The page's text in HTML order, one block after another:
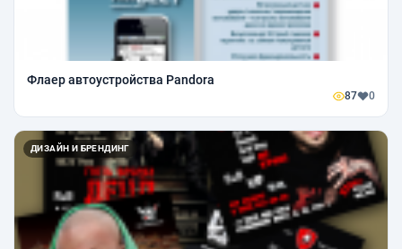
Флаер автоустройства Pandora
87 0
ДИЗАЙН И БРЕНДИНГ